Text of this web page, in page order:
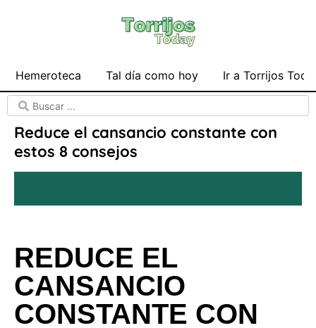
Hemeroteca Tal día como hoy Ir a Torrijos
Reduce el cansancio constante con
estos 8 consejos
REDUCE EL
CANSANCIO
CONSTANTE CON